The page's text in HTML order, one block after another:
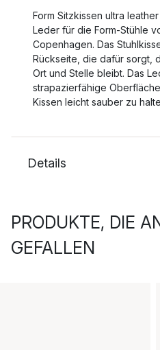
Form Sitzkissen ultra
Leder für die Form-Stühle
Copenhagen. Das
Rückseite, die dafür sorgt,
Ort und Stelle bleibt. Das
strapazierfähige
Kissen leicht sauber zu
Details
PRODUKTE, DIE
GEFALLEN